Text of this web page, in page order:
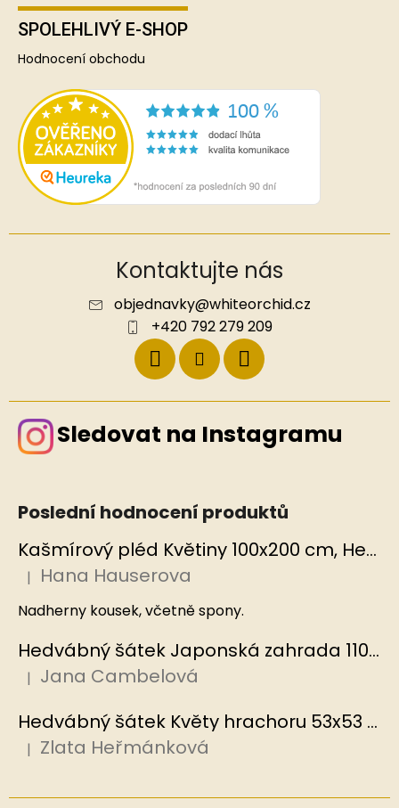
SPOLEHLIVÝ E-SHOP
Hodnocení obchodu
Kontaktujte nás
objednavky@whiteorchid.cz
+420 792 279 209
Sledovat na Instagramu
Poslední hodnocení produktů
Kašmírový pléd Květiny 100x200 cm, Hedvábný svět
Hodnocení produktu je 5 z 5 hvězdiček.
| Hana Hauserova
Nadherny kousek, včetně spony.
Hedvábný šátek Japonská zahrada 110x110 cm v dárkovém balení, HEDVÁBNÝ SVĚT
Hodnocení produktu je 5 z 5 hvězdiček.
| Jana Cambelová
Hedvábný šátek Květy hrachoru 53x53 cm v dárkovém balení, HEDVÁBNÝ SVĚT
Hodnocení produktu je 5 z 5 hvězdiček.
| Zlata Heřmánková